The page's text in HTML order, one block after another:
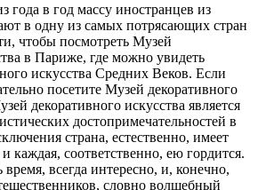
года в год массу иностранцев из
в одну из самых потрясающих стран
чтобы посмотреть Музей
в Париже, где можно увидеть
искусства Средних Веков. Если
посетите Музей декоративного
декоративного искусства является
достопримечательностей в
страна, естественно, имеет
каждая, соответственно, ею гордится.
всегда интересно, и, конечно,
словно волшебный